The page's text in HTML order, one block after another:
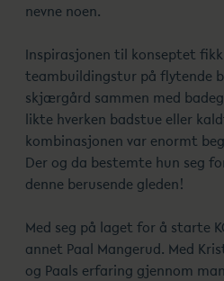
nevne noen.
Inspirasjonen til konseptet
teambuildingstur på flytende
skjærgård sammen med
likte hverken badstue eller
kombinasjonen var enormt
Der og da bestemte hun seg
denne berusende gleden!
Med seg på laget for å starte
annet Paal Mangerud. Med
og Paals erfaring gjennom